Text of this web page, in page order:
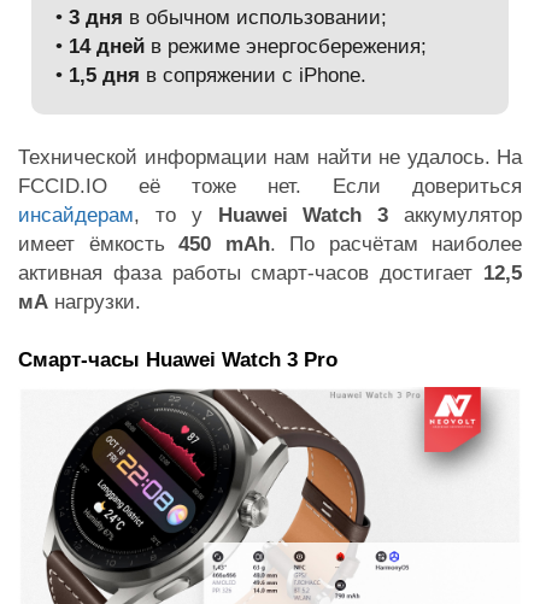
•3 дня в обычном использовании;
• 14 дней в режиме энергосбережения;
• 1,5 дня в сопряжении с iPhone.
Технической информации нам найти не удалось. На
FCCID.IO её тоже нет. Если довериться
инсайдерам, то у Huawei Watch 3 аккумулятор
имеет ёмкость 450 mAh. По расчётам наиболее
активная фаза работы смарт-часов достигает 12,5
мА нагрузки.
Смарт-часы Huawei Watch 3 Pro